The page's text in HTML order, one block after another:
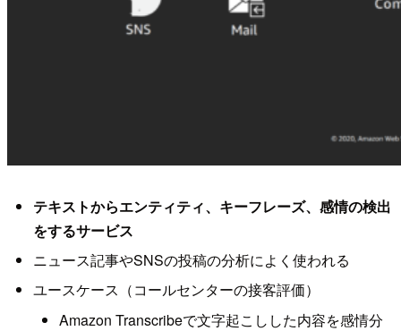
テキストからエンティティ、キーフレーズ、感情の検出
をするサービス
ニュース記事やSNSの投稿の分析によく使われる
ユースケース（コールセンターの接客評価）
Amazon Transcribeで文字起こしした内容を感情分